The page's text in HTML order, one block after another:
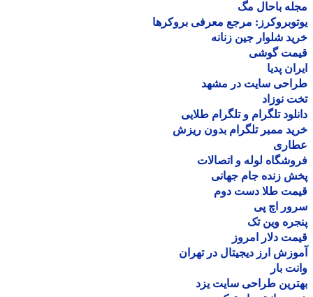
باحال مگ
مرجع معرفی بروکرها
شلوار جین زنانه
گوشی
پدیا
سایت در مشهد
نوزاد
تلگرام و تلگرام طلایی
ممبر تلگرام بدون ریزش
لوله و اتصالات
زنده جام جهانی
طلا دست دوم
اچ پی
وین تک
دلار امروز
ارز دیجیتال در تهران
بار
طراحی سایت یزد